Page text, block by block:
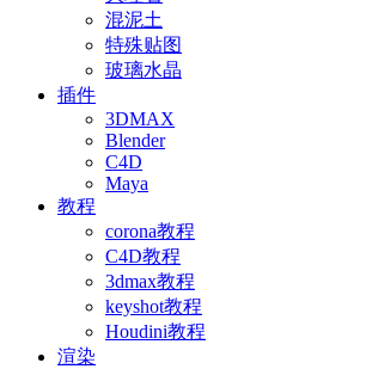
混泥土
特殊贴图
玻璃水晶
插件
3DMAX
Blender
C4D
Maya
教程
corona教程
C4D教程
3dmax教程
keyshot教程
Houdini教程
渲染